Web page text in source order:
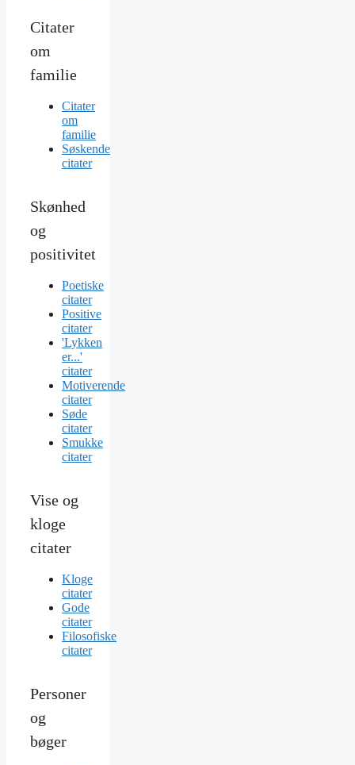
Citater
om
familie
Citater
om
familie
Søskende
citater
Skønhed
og
positivitet
Poetiske
citater
Positive
citater
'Lykken
er...'
citater
Motiverende
citater
Søde
citater
Smukke
citater
Vise og
kloge
citater
Kloge
citater
Gode
citater
Filosofiske
citater
Personer
og
bøger